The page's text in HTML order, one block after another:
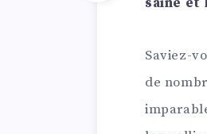
Saviez-
de